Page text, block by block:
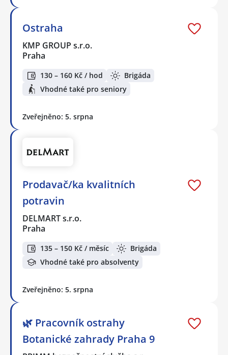
Ostraha
KMP GROUP s.r.o.
Praha
130 – 160 Kč / hod
Brigáda
Vhodné také pro seniory
Zveřejněno: 5. srpna
Prodavač/ka kvalitních
potravin
DELMART s.r.o.
Praha
135 – 150 Kč / měsíc
Brigáda
Vhodné také pro absolventy
Zveřejněno: 5. srpna
🌿 Pracovník ostrahy
Botanické zahrady Praha 9